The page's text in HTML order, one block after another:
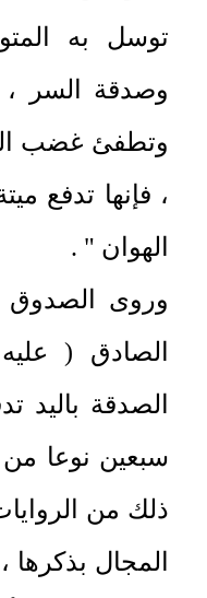
توسل به
وصدقة السر ،
وتطفئ غضب
، فإنها تدفع
الهوان " .
وروى الصدوق
الصادق (
الصدقة باليد
سبعين نوعا من
ذلك من
المجال بذكرها